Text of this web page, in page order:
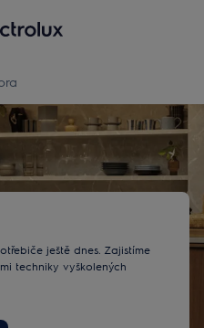
ještě dnes. Zajistíme
techniky vyškolených